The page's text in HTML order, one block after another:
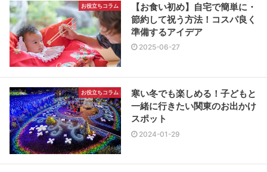
お役立ちコラム
【お食い初め】自宅で簡単に・
節約して祝う方法！コスパ良く
準備するアイデア
2025-06-27
お役立ちコラム
寒い冬でも楽しめる！子どもと
一緒に行きたい関東のお出かけ
スポット
2024-01-29